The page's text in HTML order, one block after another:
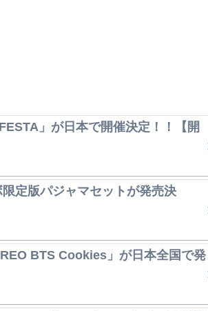
」が日本で開催決定！！【開
定版パジャマセットが発売決
BTS Cookies」が日本全国で発